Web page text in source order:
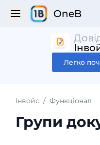
OneB
Легко
Інвойс / Функціонал
Групи